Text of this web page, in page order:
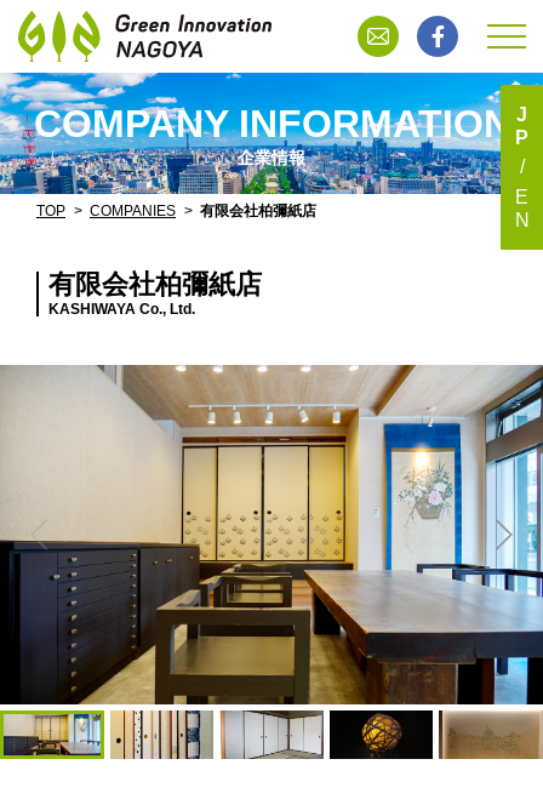
COMPANY INFORMATION
企業情報
TOP COMPANIES 有限会社柏彌紙店
有限会社柏彌紙店
KASHIWAYA Co., Ltd.
J
P
E
N